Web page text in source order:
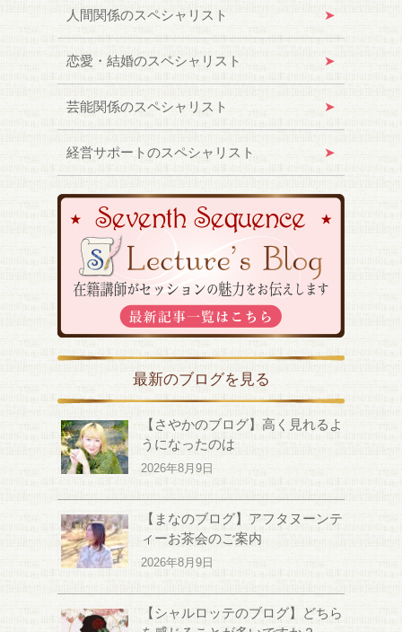
人間関係のスペシャリスト
恋愛・結婚のスペシャリスト
芸能関係のスペシャリスト
経営サポートのスペシャリスト
最新のブログを見る
【さやかのブログ】高く見れるよ
うになったのは
2026年8月9日
【まなのブログ】アフタヌーンテ
ィーお茶会のご案内
2026年8月9日
【シャルロッテのブログ】どちら